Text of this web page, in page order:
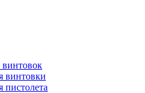
винтовки
пистолета